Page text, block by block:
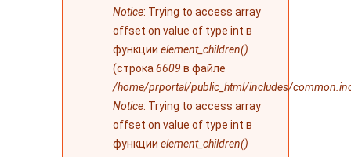
Notice: Trying to access array
offset on value of type int в
функции element_children()
(строка 6609 в файле
/home/prportal/public_html/includes/
Notice: Trying to access array
offset on value of type int в
функции element_children()